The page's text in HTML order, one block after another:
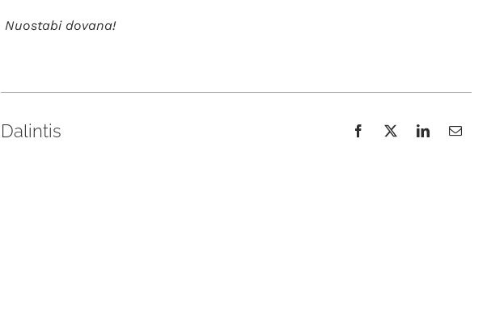
Nuostabi dovana!
Dalintis